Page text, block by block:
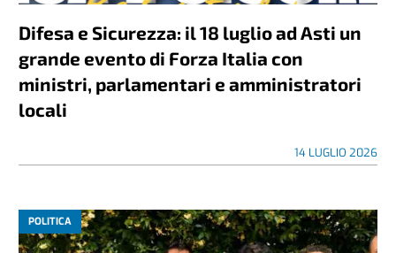
Difesa e Sicurezza: il 18 luglio ad Asti un
grande evento di Forza Italia con
ministri, parlamentari e amministratori
locali
14 LUGLIO 2026
POLITICA